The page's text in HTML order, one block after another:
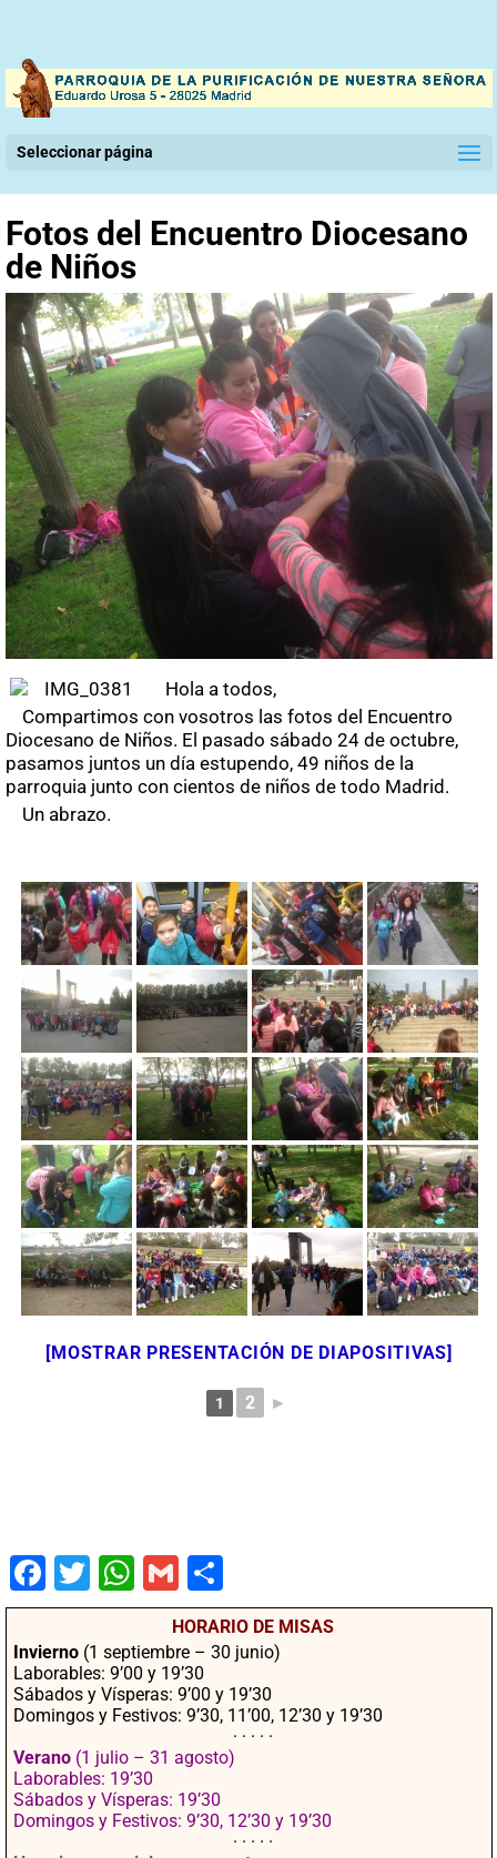
Seleccionar página
Fotos del Encuentro Diocesano
de Niños
Hola a todos,
Compartimos con vosotros las fotos del Encuentro
Diocesano de Niños. El pasado sábado 24 de octubre,
pasamos juntos un día estupendo, 49 niños de la
parroquia junto con cientos de niños de todo Madrid.
Un abrazo.
[MOSTRAR PRESENTACIÓN DE DIAPOSITIVAS]
1 2 ►
Fac
ebo
Twit
ter
Wha
tsA
pp
Gm
ail
mpa
rtir
HORARIO DE MISAS
Invierno (1 septiembre – 30 junio)
Laborables: 9’00 y 19’30
Sábados y Vísperas: 9’00 y 19’30
Domingos y Festivos: 9’30, 11’00, 12’30 y 19’30
· · · · ·
Verano (1 julio – 31 agosto)
Laborables: 19’30
Sábados y Vísperas: 19’30
Domingos y Festivos: 9’30, 12’30 y 19’30
· · · · ·